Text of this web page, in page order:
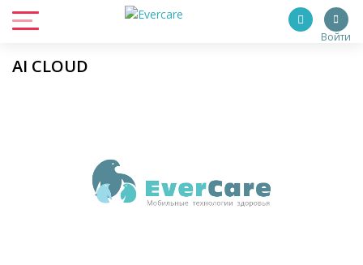
Войти
AI CLOUD